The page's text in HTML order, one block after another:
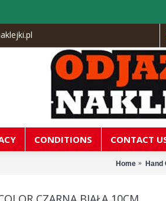
CONDITIONS CONTACT
Home Hand